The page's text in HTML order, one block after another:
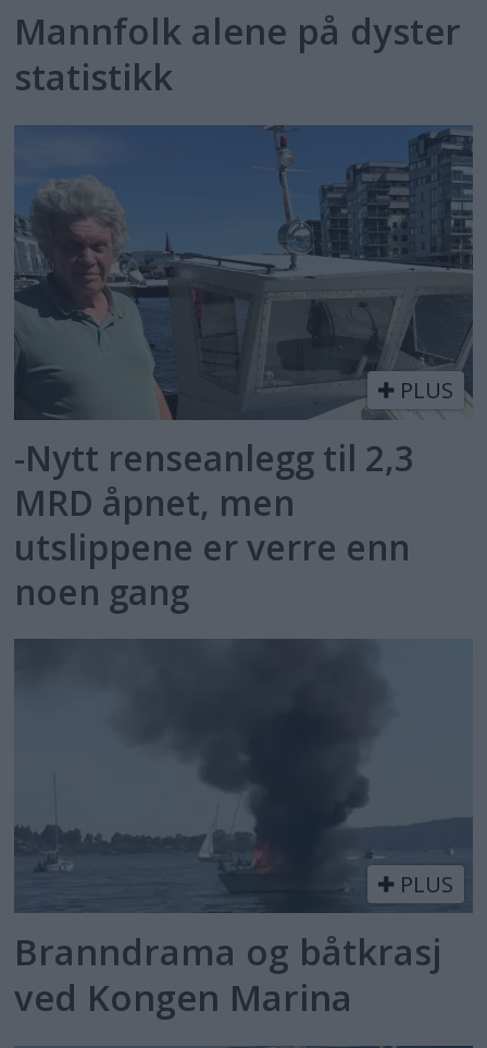
Mannfolk alene på dyster
statistikk
PLUS
-Nytt renseanlegg til 2,3
MRD åpnet, men
utslippene er verre enn
noen gang
PLUS
Branndrama og båtkrasj
ved Kongen Marina